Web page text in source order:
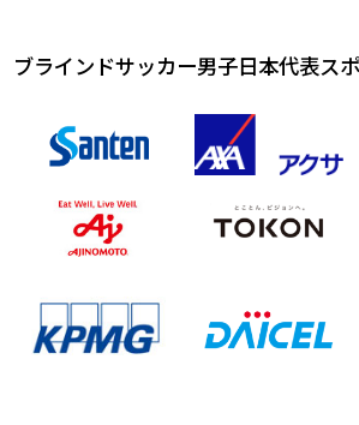
ブラインドサッカー男子日本代表ス